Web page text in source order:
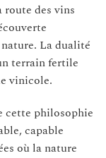
route des vins
La dualité
terrain fertile
vinicole.
cette philosophie
capable
où la nature